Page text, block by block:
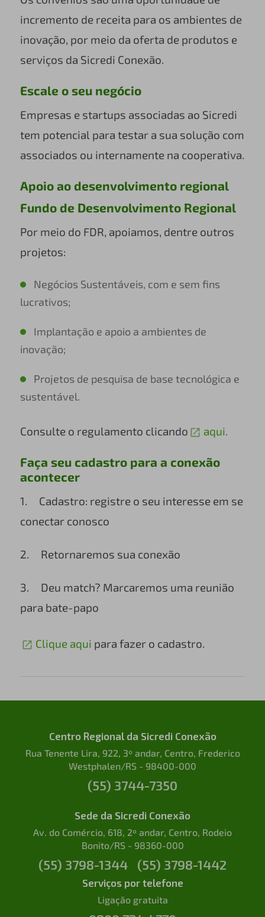
incremento de receita para os ambientes de
inovação, por meio da oferta de produtos e
serviços da Sicredi Conexão.
Escale o seu negócio
Empresas e startups associadas ao Sicredi
tem potencial para testar a sua solução com
associados ou internamente na cooperativa.
Apoio ao desenvolvimento regional
Fundo de Desenvolvimento Regional
Por meio do FDR, apoiamos, dentre outros
projetos:
Negócios Sustentáveis, com e sem fins
lucrativos;
Implantação e apoio a ambientes de
inovação;
Projetos de pesquisa de base tecnológica e
sustentável.
Consulte o regulamento clicando aqui.
Faça seu cadastro para a conexão
acontecer
1. Cadastro: registre o seu interesse em se
conectar conosco
2. Retornaremos sua conexão
3. Deu match? Marcaremos uma reunião
para bate-papo
Clique aqui para fazer o cadastro.
Centro Regional da Sicredi Conexão
Rua Tenente Lira, 922, 3º andar, Centro, Frederico
Westphalen/RS - 98400-000
(55) 3744-7350
Sede da Sicredi Conexão
Av. do Comércio, 618, 2º andar, Centro, Rodeio
Bonito/RS - 98360-000
(55) 3798-1344 (55) 3798-1442
Serviços por telefone
Ligação gratuita